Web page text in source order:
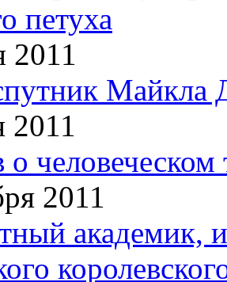
петуха
2011
Майкла
2011
человеческом
2011
академик,